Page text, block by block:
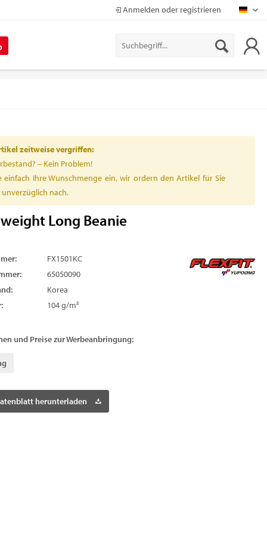
Anmelden oder registrieren
zeitweise vergriffen:
– Kein Problem!
einfach Ihre Wunschmenge ein, wir ordern den Artikel für Sie
unverzüglich nach.
Long Beanie
FX1501KC
65050090
Korea
104 g/m²
und Preise zur Werbeanbringung:
herunterladen